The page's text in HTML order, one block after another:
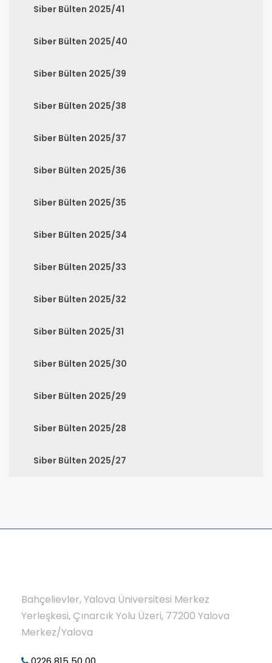
Siber Bülten 2025/41
Siber Bülten 2025/40
Siber Bülten 2025/39
Siber Bülten 2025/38
Siber Bülten 2025/37
Siber Bülten 2025/36
Siber Bülten 2025/35
Siber Bülten 2025/34
Siber Bülten 2025/33
Siber Bülten 2025/32
Siber Bülten 2025/31
Siber Bülten 2025/30
Siber Bülten 2025/29
Siber Bülten 2025/28
Siber Bülten 2025/27
Bahçelievler, Yalova Üniversitesi Merkez
Yerleşkesi, Çınarcık Yolu Üzeri, 77200 Yalova
Merkez/Yalova